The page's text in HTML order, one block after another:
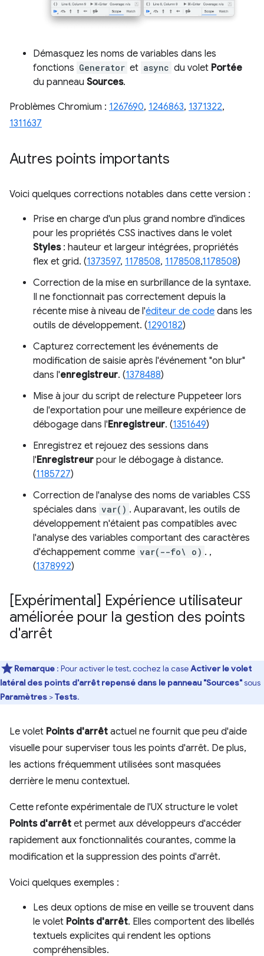
Démasquez les noms de variables dans les
fonctions Generator et async du volet Portée
du panneau Sources.
Problèmes Chromium : 1267690, 1246863, 1371322,
1311637
Autres points importants
Voici quelques corrections notables dans cette version :
Prise en charge d'un plus grand nombre d'indices
pour les propriétés CSS inactives dans le volet
Styles: hauteur et largeur intégrées, propriétés
flex et grid. (1373597, 1178508, 1178508,1178508)
Correction de la mise en surbrillance de la syntaxe.
Il ne fonctionnait pas correctement depuis la
récente mise à niveau de l'éditeur de code dans les
outils de développement. (1290182)
Capturez correctement les événements de
modification de saisie après l'événement "on blur"
dans l'enregistreur. (1378488)
Mise à jour du script de relecture Puppeteer lors
de l'exportation pour une meilleure expérience de
débogage dans l'Enregistreur. (1351649)
Enregistrez et rejouez des sessions dans
l'Enregistreur pour le débogage à distance.
(1185727)
Correction de l'analyse des noms de variables CSS
spéciales dans var() . Auparavant, les outils de
développement n'étaient pas compatibles avec
l'analyse des variables comportant des caractères
d'échappement comme var(--fo\ o) . ,
(1378992)
[Expérimental] Expérience utilisateur
améliorée pour la gestion des points
d'arrêt
Remarque : Pour activer le test, cochez la caseActiver le volet
latéral des points d'arrêt repensé dans le panneau "Sources"sous
Paramètres >Tests.
Le volet Points d'arrêt actuel ne fournit que peu d'aide
visuelle pour superviser tous les points d'arrêt. De plus,
les actions fréquemment utilisées sont masquées
derrière le menu contextuel.
Cette refonte expérimentale de l'UX structure le volet
Points d'arrêt et permet aux développeurs d'accéder
rapidement aux fonctionnalités courantes, comme la
modification et la suppression des points d'arrêt.
Voici quelques exemples :
Les deux options de mise en veille se trouvent dans
le volet Points d'arrêt. Elles comportent des libellés
textuels explicites qui rendent les options
compréhensibles.